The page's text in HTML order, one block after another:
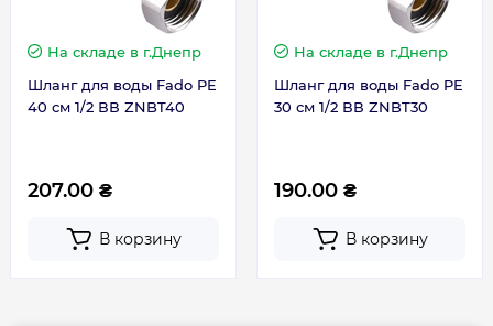
На складе в г.Днепр
Шланг для воды Fado PE
40 см 1/2 ВВ ZNBT40
207.00 ₴
В корзину
На складе в г.Днепр
Шланг для воды Fado PE
30 см 1/2 ВВ ZNBT30
190.00 ₴
В корзину